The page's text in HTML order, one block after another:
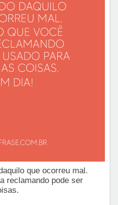
que ocorreu mal.
reclamando pode ser